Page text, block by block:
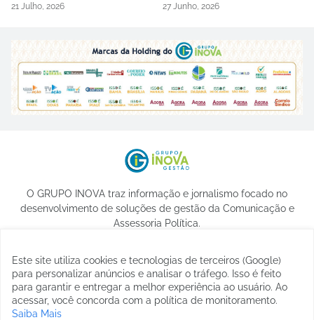
21 Julho, 2026 27 Junho, 2026
O GRUPO INOVA traz informação e jornalismo focado no
desenvolvimento de soluções de gestão da Comunicação e
Assessoria Política.
Este site utiliza cookies e tecnologias de terceiros (Google)
para personalizar anúncios e analisar o tráfego. Isso é feito
para garantir e entregar a melhor experiência ao usuário. Ao
acessar, você concorda com a política de monitoramento.
Saiba Mais